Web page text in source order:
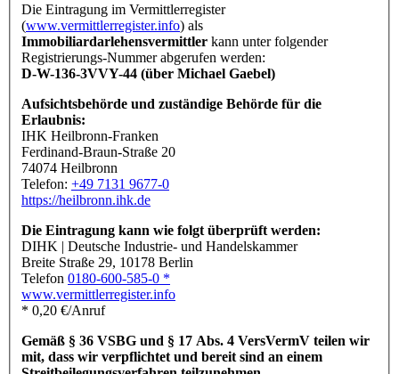
Die Eintragung im Vermittlerregister
(www.vermittlerregister.info) als
Immobiliardarlehensvermittler kann unter folgender
Registrierungs-Nummer abgerufen werden:
D-W-136-3VVY-44 (über Michael Gaebel)
Aufsichtsbehörde und zuständige Behörde für die
Erlaubnis:
IHK Heilbronn-Franken
Ferdinand-Braun-Straße 20
74074 Heilbronn
Telefon: +49 7131 9677-0
https://heilbronn.ihk.de
Die Eintragung kann wie folgt überprüft werden:
DIHK | Deutsche Industrie- und Handelskammer
Breite Straße 29, 10178 Berlin
Telefon 0180-600-585-0 *
www.vermittlerregister.info
* 0,20 €/Anruf
Gemäß § 36 VSBG und § 17 Abs. 4 VersVermV teilen wir
mit, dass wir verpflichtet und bereit sind an einem